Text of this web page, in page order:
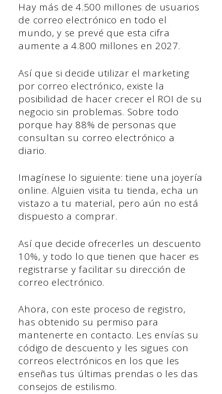
Hay más de 4.500 millones de usuarios
de correo electrónico en todo el
mundo, y se prevé que esta cifra
aumente a 4.800 millones en 2027.
Así que si decide utilizar el marketing
por correo electrónico, existe la
posibilidad de hacer crecer el ROI de su
negocio sin problemas. Sobre todo
porque hay 88% de personas que
consultan su correo electrónico a
diario.
Imagínese lo siguiente: tiene una joyería
online. Alguien visita tu tienda, echa un
vistazo a tu material, pero aún no está
dispuesto a comprar.
Así que decide ofrecerles un descuento
10%, y todo lo que tienen que hacer es
registrarse y facilitar su dirección de
correo electrónico.
Ahora, con este proceso de registro,
has obtenido su permiso para
mantenerte en contacto. Les envías su
código de descuento y les sigues con
correos electrónicos en los que les
enseñas tus últimas prendas o les das
consejos de estilismo.